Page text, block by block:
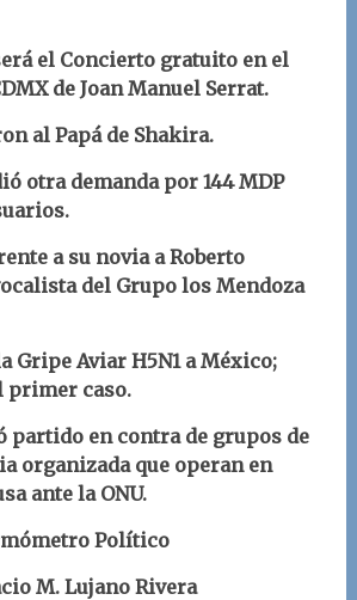
el Concierto gratuito en el
de Joan Manuel Serrat.
al Papá de Shakira.
otra demanda por 144 MDP
a su novia a Roberto
del Grupo los Mendoza
Gripe Aviar H5N1 a México;
primer caso.
partido en contra de grupos de
organizada que operan en
ante la ONU.
Político
M. Lujano Rivera